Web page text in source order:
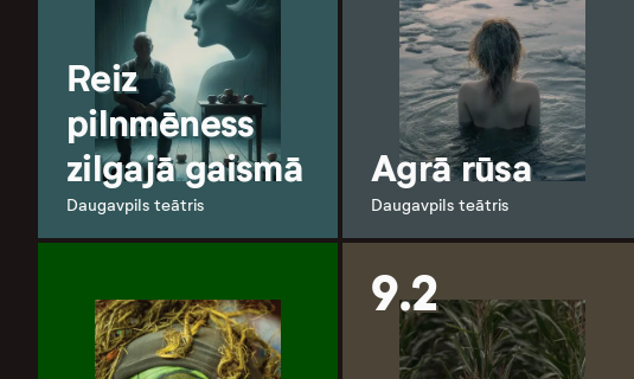
Reiz
pilnmēness
zilgajā gaismā
Daugavpils teātris
Agrā rūsa
Daugavpils teātris
9.2